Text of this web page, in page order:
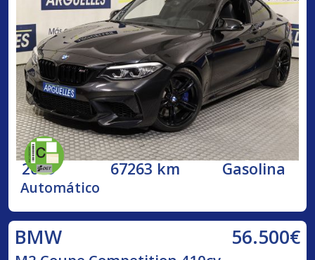
2019 67263 km Gasolina
Automático
BMW 56.500€